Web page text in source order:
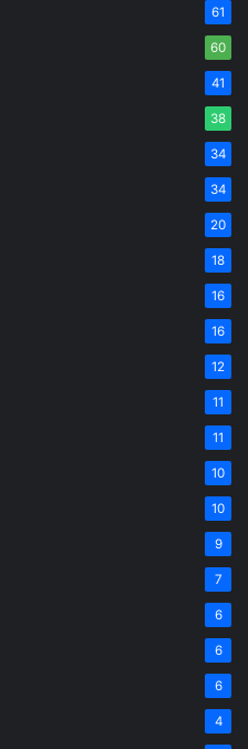
61
60
41
38
34
34
20
18
16
16
12
11
11
10
10
9
7
6
6
6
4